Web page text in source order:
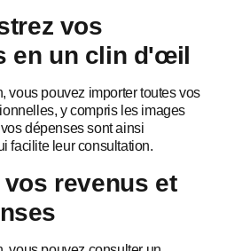
vos
en un clin d'œil
vous pouvez importer toutes vos
y compris les images
dépenses sont ainsi
facilite leur consultation.
vos revenus et